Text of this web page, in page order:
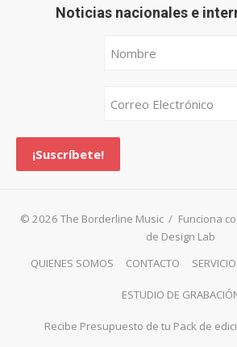
Noticias nacionales e
© 2026 The Borderline Music / Funciona
de Design Lab
QUIENES SOMOS
CONTACTO
ESTUDIO DE
Recibe Presupuesto de tu Pack de